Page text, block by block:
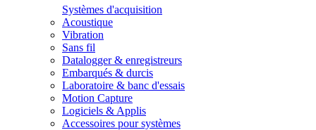
Systèmes d'acquisition
Acoustique
Vibration
Sans fil
Datalogger & enregistreurs
Embarqués & durcis
Laboratoire & banc d'essais
Motion Capture
Logiciels & Applis
Accessoires pour systèmes